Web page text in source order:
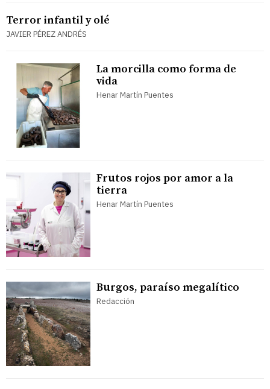
Terror infantil y olé
JAVIER PÉREZ ANDRÉS
La morcilla como forma de
vida
Henar Martín Puentes
Frutos rojos por amor a la
tierra
Henar Martín Puentes
Burgos, paraíso megalítico
Redacción